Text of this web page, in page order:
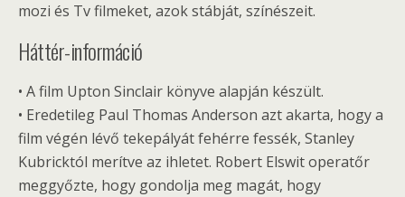
mozi és Tv filmeket, azok stábját, színészeit.
Háttér-információ
• A film Upton Sinclair könyve alapján készült.
• Eredetileg Paul Thomas Anderson azt akarta, hogy a
film végén lévő tekepályát fehérre fessék, Stanley
Kubricktól merítve az ihletet. Robert Elswit operatőr
meggyőzte, hogy gondolja meg magát, hogy